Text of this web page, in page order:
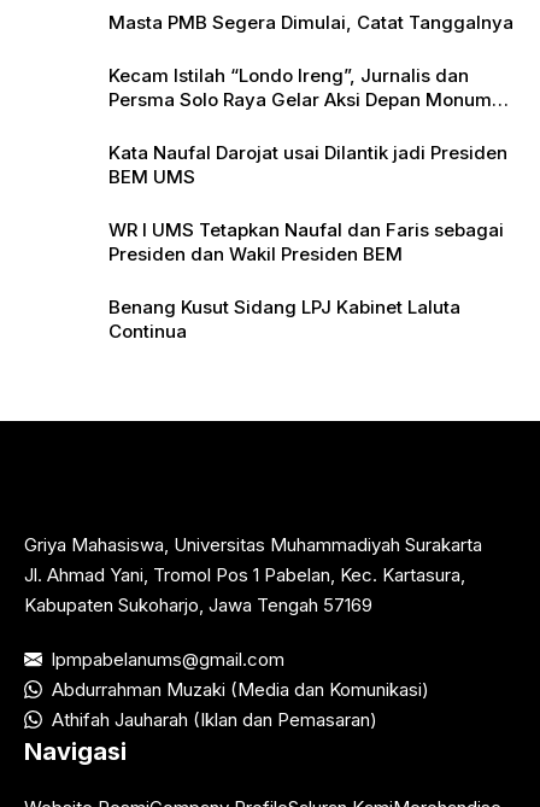
Masta PMB Segera Dimulai, Catat Tanggalnya
Kecam Istilah “Londo Ireng”, Jurnalis dan
Persma Solo Raya Gelar Aksi Depan Monumen
Kata Naufal Darojat usai Dilantik jadi Presiden
BEM UMS
WR I UMS Tetapkan Naufal dan Faris sebagai
Presiden dan Wakil Presiden BEM
Benang Kusut Sidang LPJ Kabinet Laluta
Continua
Griya Mahasiswa, Universitas Muhammadiyah Surakarta
Jl. Ahmad Yani, Tromol Pos 1 Pabelan, Kec. Kartasura,
Kabupaten Sukoharjo, Jawa Tengah 57169
lpmpabelanums@gmail.com
Abdurrahman Muzaki (Media dan Komunikasi)
Athifah Jauharah (Iklan dan Pemasaran)
Navigasi